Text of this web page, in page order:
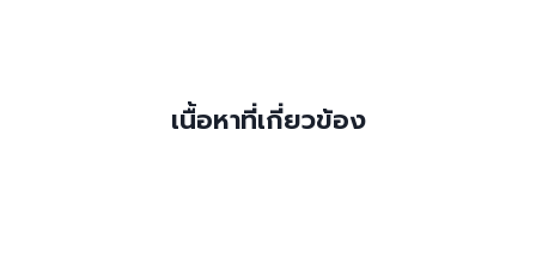
เนื้อหาที่เกี่ยวข้อง